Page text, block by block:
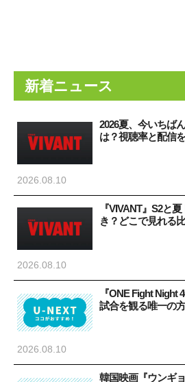
新着ニュース
2026夏、今いちば
は？視聴率と配信
2026.08.10
『VIVANT』S2と
き？どこで見れる
2026.08.10
『ONE Fight Night
試合を観る唯一の
2026.08.10
韓国映画『ウンギ